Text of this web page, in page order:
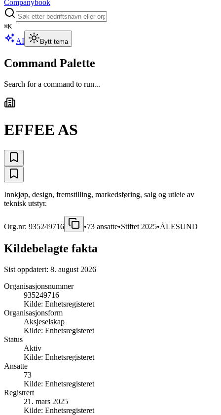
Companybook
⌘K
AI Bytt tema
Command Palette
Search for a command to run...
EFFEE AS
Innkjøp, design, fremstilling, markedsføring, salg og utleie av
teknisk utstyr.
Org.nr: 935249716 •73 ansatte•Stiftet 2025•ÅLESUND
Kildebelagte fakta
Sist oppdatert: 8. august 2026
Organisasjonsnummer
935249716
Kilde: Enhetsregisteret
Organisasjonsform
Aksjeselskap
Kilde: Enhetsregisteret
Status
Aktiv
Kilde: Enhetsregisteret
Ansatte
73
Kilde: Enhetsregisteret
Registrert
21. mars 2025
Kilde: Enhetsregisteret